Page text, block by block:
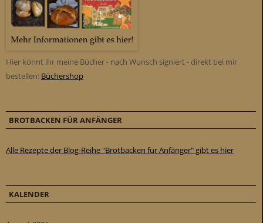
Hier könnt ihr meine Bücher - nach Wunsch signiert - direkt bei mir
bestellen: Büchershop
BROTBACKEN FÜR ANFÄNGER
Alle Rezepte der Blog-Reihe "Brotbacken für Anfänger" gibt es hier
KALENDER